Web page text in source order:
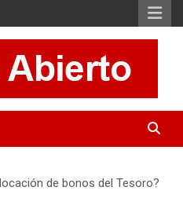
buscando hacer un
información relevante de lo que
de bonos del Tesoro?